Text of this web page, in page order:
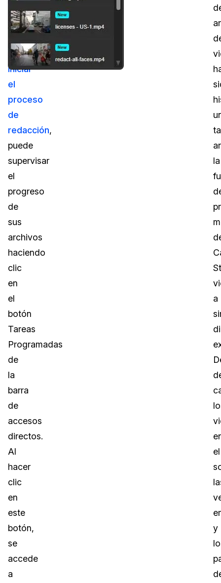
el
botón
para
iniciar
el
proceso
de
redacción,
puede
supervisar
el
progreso
de
sus
archivos
haciendo
clic
en
el
botón
Tareas
Programadas
de
la
barra
de
accesos
directos.
Al
hacer
clic
en
este
botón,
se
accede
a
la
a
el
y